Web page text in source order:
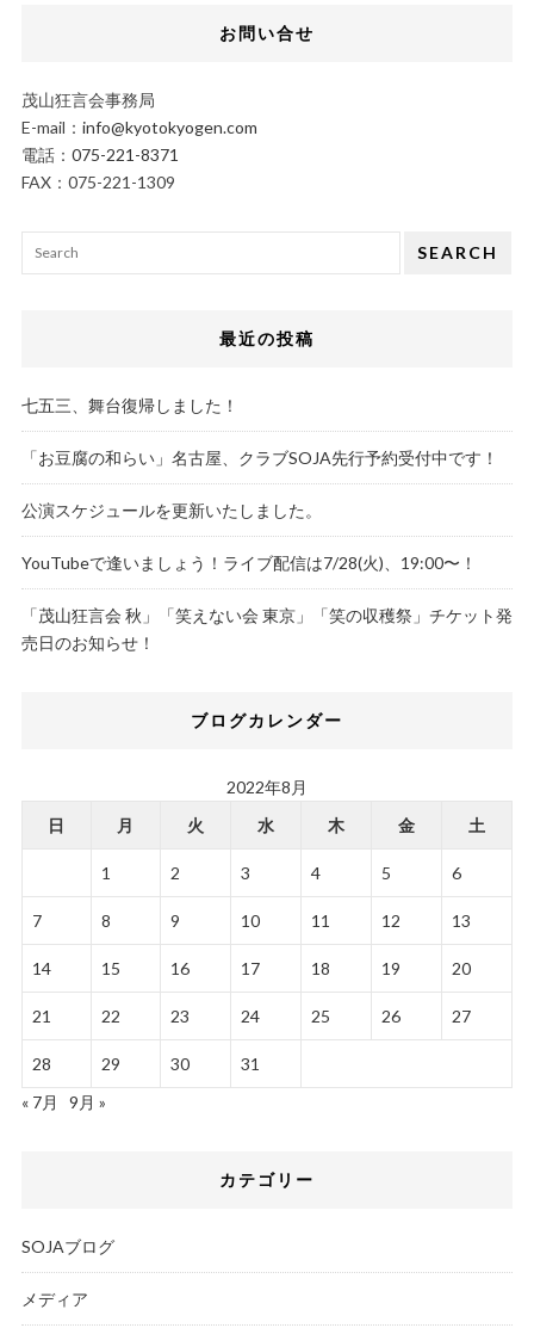
お問い合せ
茂山狂言会事務局
E-mail： info@kyotokyogen.com
電話： 075-221-8371
FAX：075-221-1309
SEARCH
最近の投稿
七五三、舞台復帰しました！
「お豆腐の和らい」名古屋、クラブSOJA先行予約受付中です！
公演スケジュールを更新いたしました。
YouTubeで逢いましょう！ライブ配信は7/28(火)、19:00〜！
「茂山狂言会 秋」「笑えない会 東京」「笑の収穫祭」チケット発
売日のお知らせ！
ブログカレンダー
2022年8月
日
月 火 水 木 金 土
1 2 3 4 5 6
7 8 9 10 11 12 13
14 15 16 17 18 19 20
21 22 23 24 25 26 27
28 29 30
31
« 7月
9月 »
カテゴリー
SOJAブログ
メディア